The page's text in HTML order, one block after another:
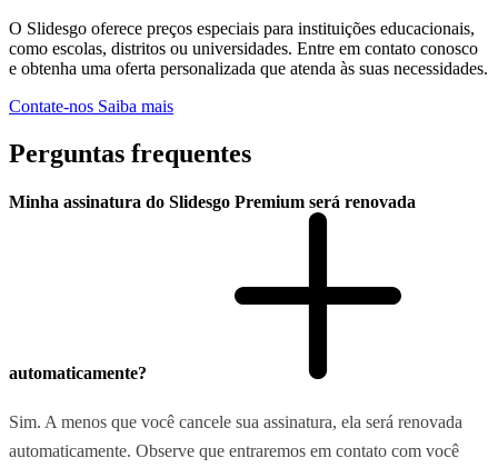
O Slidesgo oferece preços especiais para instituições educacionais,
como escolas, distritos ou universidades. Entre em contato conosco
e obtenha uma oferta personalizada que atenda às suas necessidades.
Contate-nos Saiba mais
Perguntas frequentes
Minha assinatura do Slidesgo Premium será renovada
automaticamente?
Sim. A menos que você cancele sua assinatura, ela será renovada
automaticamente. Observe que entraremos em contato com você